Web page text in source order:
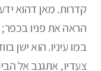
קדרות. מאן דהוא
הראה את פניו בכפר;
במו עיניו. הוא ישן
צעדיו, אתגנב אל